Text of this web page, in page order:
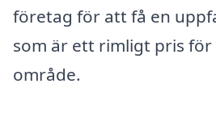
företag för att få en
som är ett rimligt pris
område.